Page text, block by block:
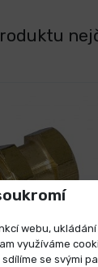
webu,
využíváme
se svými